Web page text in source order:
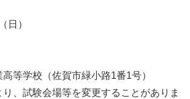
日）
等学校（佐賀市緑小路1番1号）
、試験会場等を変更することがありま